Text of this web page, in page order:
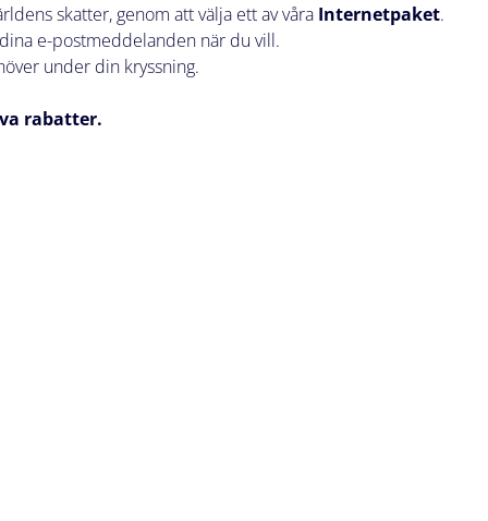
skatter, genom att välja ett av våraInternetpaket.
e-postmeddelanden när du vill.
under din kryssning.
rabatter.